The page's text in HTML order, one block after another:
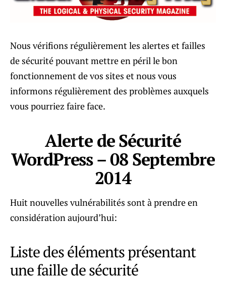
Nous vérifions régulièrement les alertes et failles
de sécurité pouvant mettre en péril le bon
fonctionnement de vos sites et nous vous
informons régulièrement des problèmes auxquels
vous pourriez faire face.
Alerte de Sécurité
WordPress – 08 Septembre
2014
Huit nouvelles vulnérabilités sont à prendre en
considération aujourd’hui:
Liste des éléments présentant
une faille de sécurité